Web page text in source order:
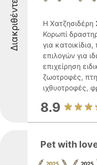
Διακριθέντες
Η Χατζησιδέρη
Κορωπί
για
επιλογών για
επιχείρηση
ζωοτροφές,
ιχθυοτροφές,
8.9
Pet with